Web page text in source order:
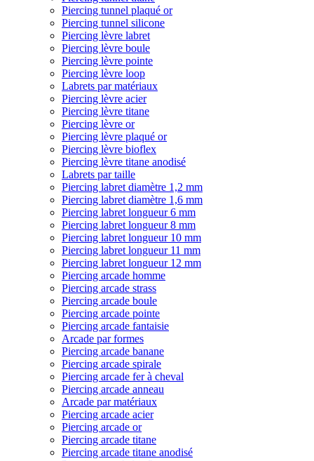
Piercing tunnel plaqué or
Piercing tunnel silicone
Piercing lèvre labret
Piercing lèvre boule
Piercing lèvre pointe
Piercing lèvre loop
Labrets par matériaux
Piercing lèvre acier
Piercing lèvre titane
Piercing lèvre or
Piercing lèvre plaqué or
Piercing lèvre bioflex
Piercing lèvre titane anodisé
Labrets par taille
Piercing labret diamètre 1,2 mm
Piercing labret diamètre 1,6 mm
Piercing labret longueur 6 mm
Piercing labret longueur 8 mm
Piercing labret longueur 10 mm
Piercing labret longueur 11 mm
Piercing labret longueur 12 mm
Piercing arcade homme
Piercing arcade strass
Piercing arcade boule
Piercing arcade pointe
Piercing arcade fantaisie
Arcade par formes
Piercing arcade banane
Piercing arcade spirale
Piercing arcade fer à cheval
Piercing arcade anneau
Arcade par matériaux
Piercing arcade acier
Piercing arcade or
Piercing arcade titane
Piercing arcade titane anodisé